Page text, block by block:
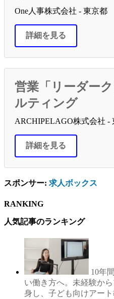
One人事株式会社 - 東京都
詳細を見る
営業「リーダー
ルティング
ARCHIPELAGO株式会社 -
詳細を見る
スポンサー: 求人ボックス
RANKING
人気記事のランキング
10年
い働き方へ。未経験か
身し、子ども向けアー